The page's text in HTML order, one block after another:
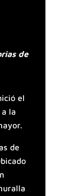
de
el
la
de